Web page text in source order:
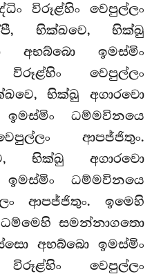
විරූළ්හිං වෙපුල්ලං
භික්ඛවෙ, භික්ඛු
අභබ්බො ඉමස්මිං
වෙපුල්ලං
භික්ඛු අගාරවො
ධම්මවිනයෙ
ආපජ්ජිතුං.
භික්ඛු අගාරවො
ධම්මවිනයෙ
ආපජ්ජිතුං. ඉමෙහි
සමන්නාගතො
අභබ්බො ඉමස්මිං
වෙපුල්ලං